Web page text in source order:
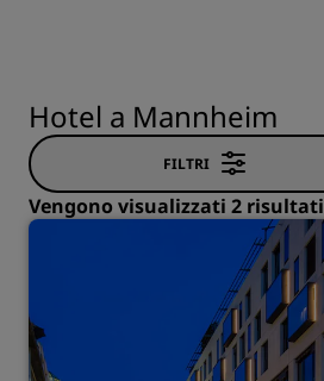
Hotel a Mannheim
FILTRI
Vengono visualizzati 2 risultati